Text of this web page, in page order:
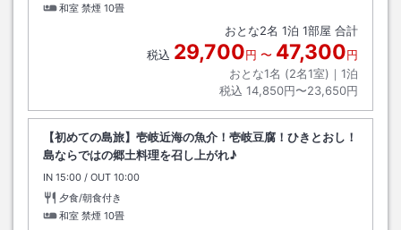
和室 禁煙 10畳
おとな2名 1泊 1部屋 合計
税込 29,700円 〜 47,300円
おとな1名 (2名1室)｜ 1泊
税込 14,850円〜23,650円
【初めての島旅】壱岐近海の魚介！壱岐豆腐！ひきとおし！
島ならではの郷土料理を召し上がれ♪
IN チェックイン
15:00 / OUT チェックアウト
10:00
夕食/朝食付き
和室 禁煙 10畳